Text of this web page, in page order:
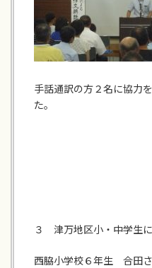
手話通訳の方２名に協力
た。
３ 津万地区小・中学生
西脇小学校６年生 合田